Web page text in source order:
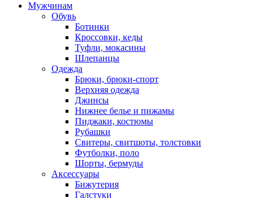
Мужчинам
Обувь
Ботинки
Кроссовки, кеды
Туфли, мокасины
Шлепанцы
Одежда
Брюки, брюки-спорт
Верхняя одежда
Джинсы
Нижнее белье и пижамы
Пиджаки, костюмы
Рубашки
Свитеры, свитшоты, толстовки
Футболки, поло
Шорты, бермуды
Аксессуары
Бижутерия
Галстуки